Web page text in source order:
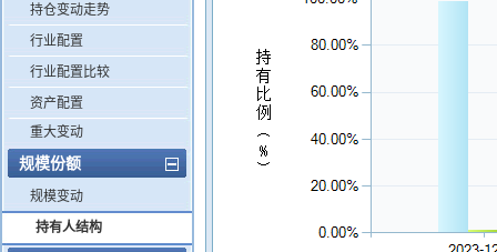
持仓变动走势
行业配置
行业配置比较
资产配置
重大变动
规模份额
规模变动
持有人结构